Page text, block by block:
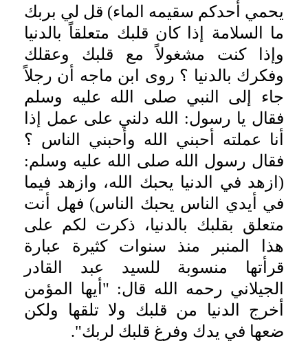
يحمي أحدكم سقيمه الماء) قل لي بربك
ما السلامة إذا كان قلبك متعلقاً بالدنيا
وإذا كنت مشغولاً مع قلبك وعقلك
وفكرك بالدنيا ؟ روى ابن ماجه أن رجلاً
جاء إلى النبي صلى الله عليه وسلم
فقال يا رسول: الله دلني على عمل إذا
أنا عملته أحبني الله وأحبني الناس ؟
فقال رسول الله صلى الله عليه وسلم:
(ازهد في الدنيا يحبك الله، وازهد فيما
في أيدي الناس يحبك الناس) فهل أنت
متعلق بقلبك بالدنيا، ذكرت لكم على
هذا المنبر منذ سنوات كثيرة عبارة
قرأتها منسوبة للسيد عبد القادر
الجيلاني رحمه الله قال: "أيها المؤمن
أخرج الدنيا من قلبك ولا تلقها ولكن
ضعها في يدك وفرغ قلبك لربك".